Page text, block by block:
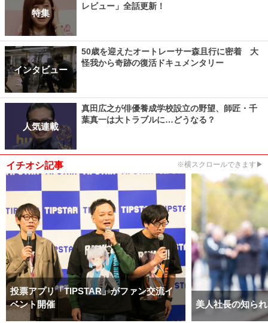
特集
レビュー」全話更新！
インタビュー
50歳を迎えたオートレーサー森且行に密着 大
怪我から奇跡の復活ドキュメンタリー
人気連載
真田広之が俳優養成学校設立の野望、師匠・千
葉真一は大トラブルに…どうなる？
イチオシ記事 ※横スクロールできます▶
投票アプリ「TIPSTAR」がファン交流イ
ベント開催
美人社長の知ら